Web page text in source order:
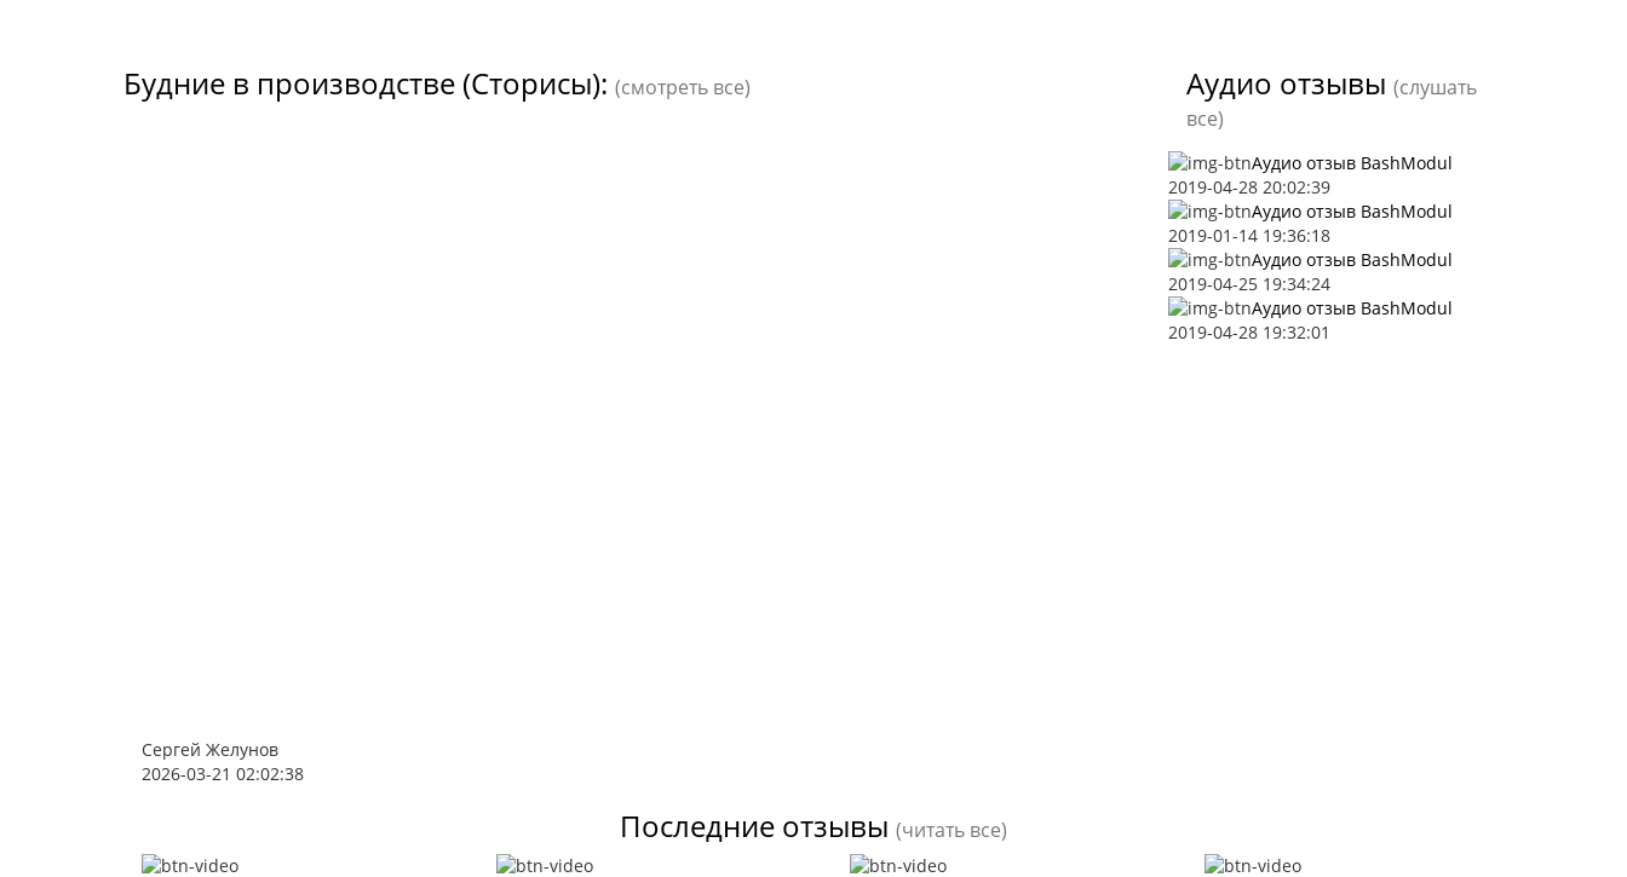
Будние в производстве (Сторисы): (смотреть все) Аудио отзывы (слушать
все)
Сергей Желунов
2026-03-21 02:02:38
Аудио отзыв BashModul
2019-04-28 20:02:39
Аудио отзыв BashModul
2019-01-14 19:36:18
Аудио отзыв BashModul
2019-04-25 19:34:24
Аудио отзыв BashModul
2019-04-28 19:32:01
Последние отзывы (читать все)